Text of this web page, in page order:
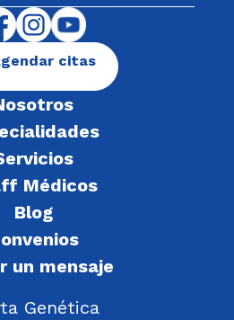
Médicos
Blog
un mensaje
Genética
citas